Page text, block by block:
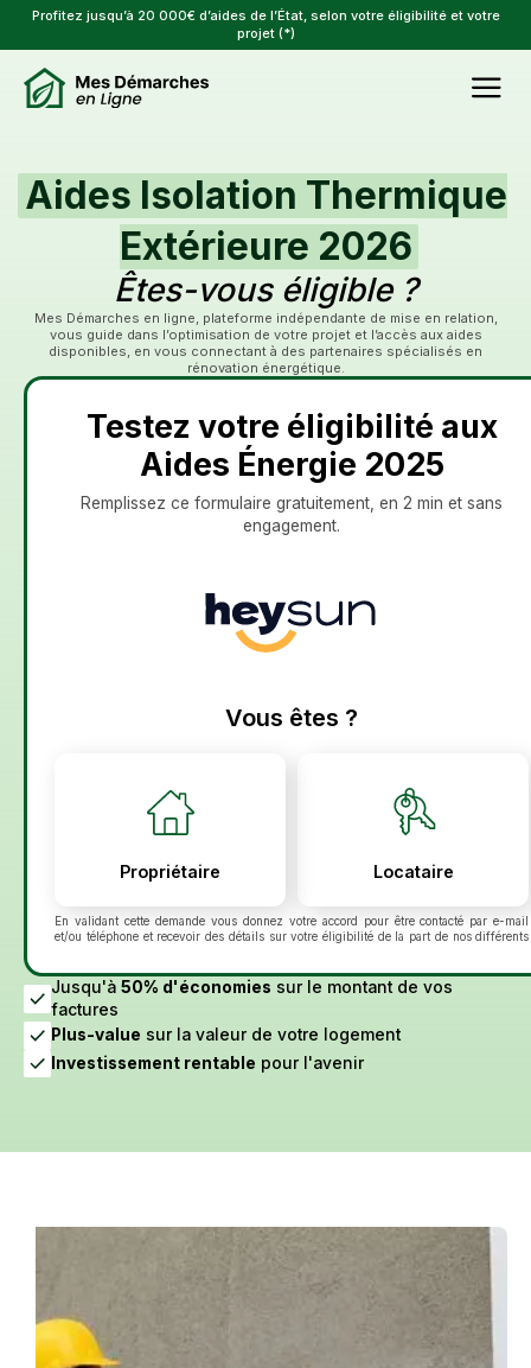
Profitez jusqu’à 20 000€ d’aides de l’État, selon votre éligibilité et votre
projet (*)
Aides Isolation Thermique
Extérieure 2026
Êtes-vous éligible ?
Mes Démarches en ligne, plateforme indépendante de mise en relation,
vous guide dans l’optimisation de votre projet et l’accès aux aides
disponibles, en vous connectant à des partenaires spécialisés en
rénovation énergétique.
Testez votre éligibilité aux
Aides Énergie 2025
Remplissez ce formulaire gratuitement, en 2 min et sans
engagement.
En validant cette demande vous donnez votre accord pour être contacté par e-mail
et/ou téléphone et recevoir des détails sur votre éligibilité de la part de nos différents
démarchage téléphonique bloctel.gouv.fr. Pour en savoir plus sur la gestion de vos
données personnelles et exercer vos droits, consultez :Politique de confidentialité
Voir plus
Jusqu'à50% d'économies sur le montant de vos
factures
Plus-value sur la valeur de votre logement
Investissement rentable pour l'avenir